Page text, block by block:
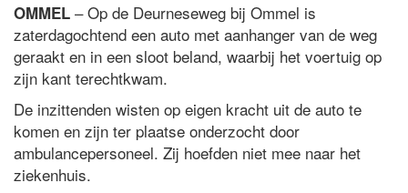
OMMEL – Op de Deurneseweg bij Ommel is
zaterdagochtend een auto met aanhanger van de weg
geraakt en in een sloot beland, waarbij het voertuig op
zijn kant terechtkwam.
De inzittenden wisten op eigen kracht uit de auto te
komen en zijn ter plaatse onderzocht door
ambulancepersoneel. Zij hoefden niet mee naar het
ziekenhuis.